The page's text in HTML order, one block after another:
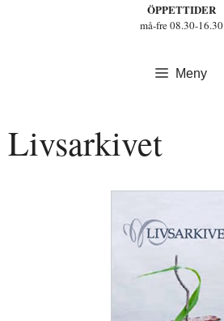
ÖPPETTIDER
må-fre 08.30-16.30
Meny
Livsarkivet